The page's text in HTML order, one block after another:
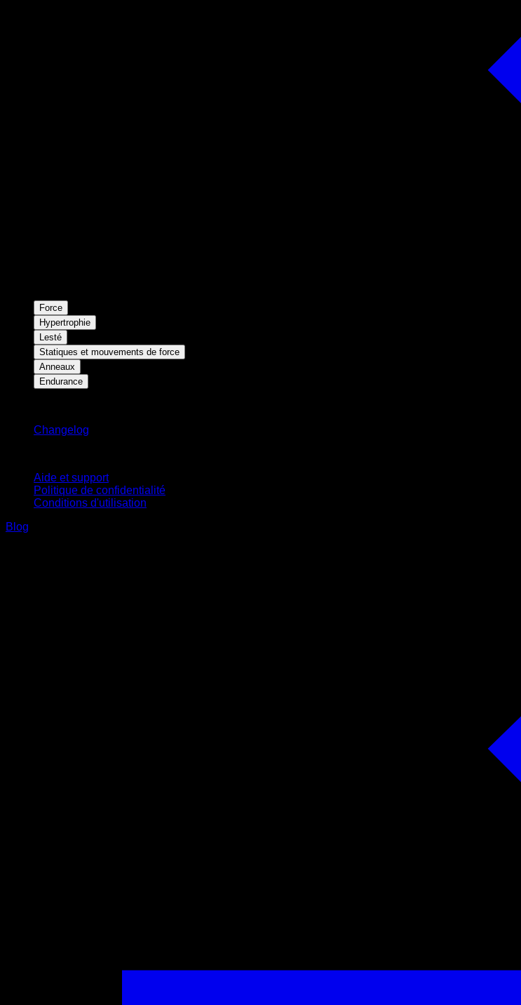
Force
Hypertrophie
Lesté
Statiques et mouvements de force
Anneaux
Endurance
Changelog
Aide et support
Politique de confidentialité
Conditions d'utilisation
Blog